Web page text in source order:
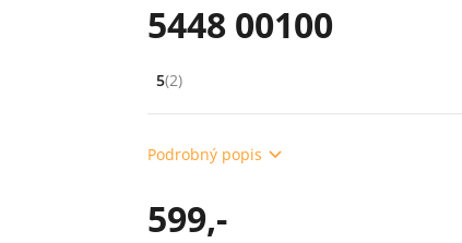
5448 00100
Hodnocení: 5 z 5 (2 recenzí)
5(2)
Podrobný popis
599,-